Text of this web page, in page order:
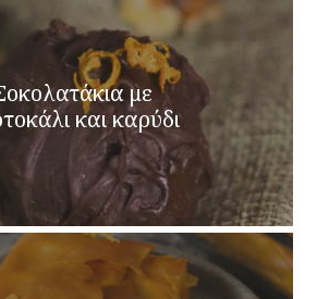
με
και καρύδι